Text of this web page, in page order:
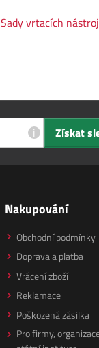
Sady vrtacích
i Získat
Nakupování
Obchodní podmínky
Doprava a platba
Vrácení zboží
Reklamace
Poškozená zásilka
Pro firmy,